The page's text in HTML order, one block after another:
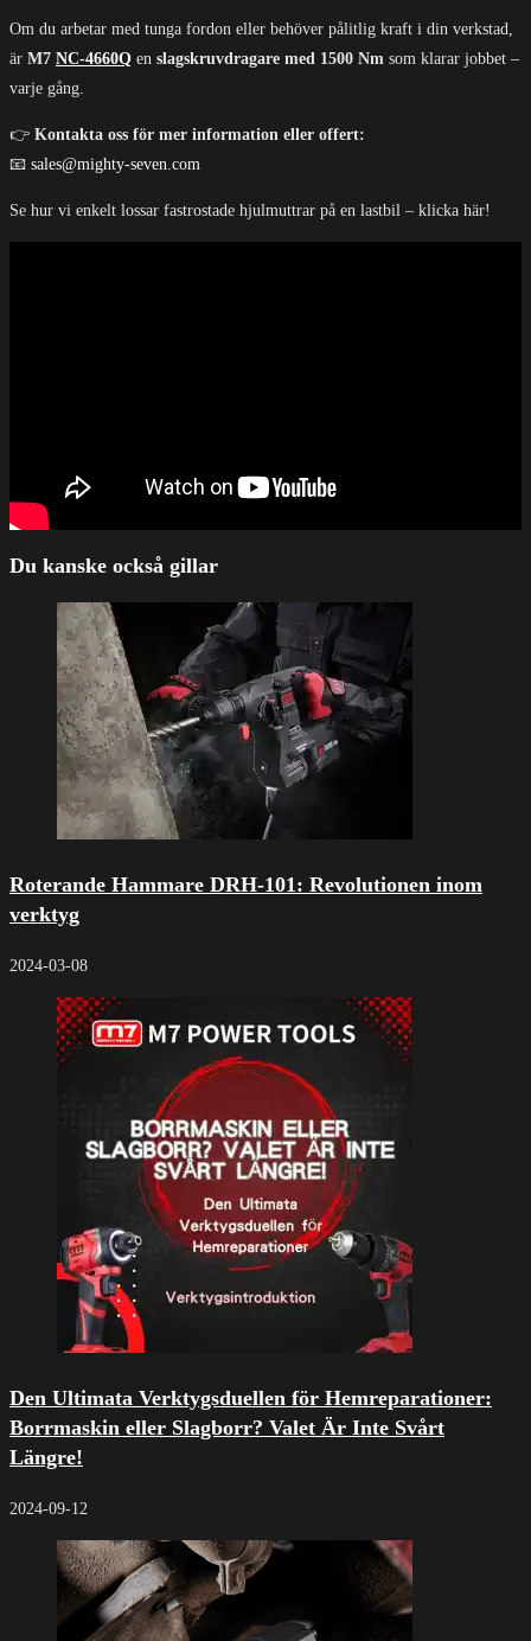
Om du arbetar med tunga fordon eller behöver pålitlig kraft i din verkstad,
är M7 NC-4660Q en slagskruvdragare med 1500 Nm som klarar jobbet –
varje gång.
👉 Kontakta oss för mer information eller offert:
📧 sales@mighty-seven.com
Se hur vi enkelt lossar fastrostade hjulmuttrar på en lastbil – klicka här!
Du kanske också gillar
Roterande Hammare DRH-101: Revolutionen inom
verktyg
2024-03-08
Den Ultimata Verktygsduellen för Hemreparationer:
Borrmaskin eller Slagborr? Valet Är Inte Svårt
Längre!
2024-09-12